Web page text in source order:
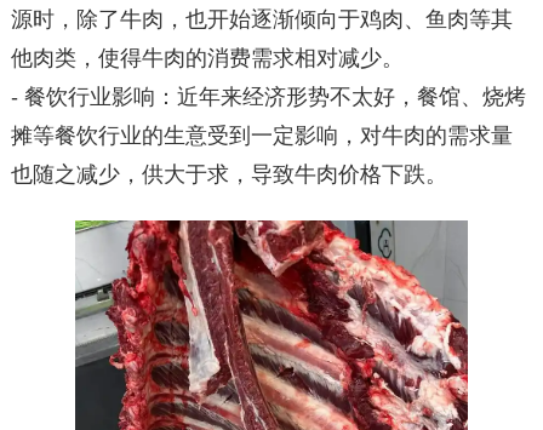
源时，除了牛肉，也开始逐渐倾向于鸡肉、鱼肉等其
他肉类，使得牛肉的消费需求相对减少。
- 餐饮行业影响：近年来经济形势不太好，餐馆、烧烤
摊等餐饮行业的生意受到一定影响，对牛肉的需求量
也随之减少，供大于求，导致牛肉价格下跌。